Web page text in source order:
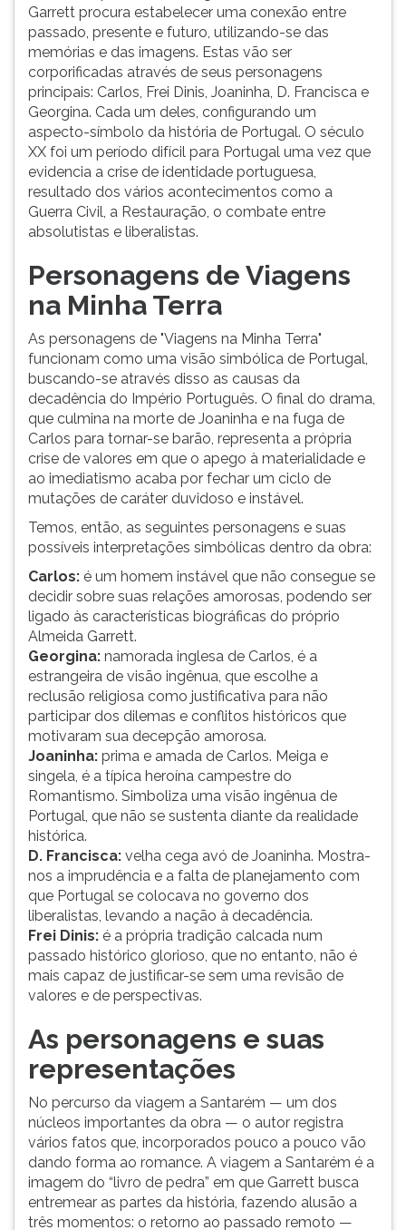
Garrett procura estabelecer uma conexão entre
passado, presente e futuro, utilizando-se das
memórias e das imagens. Estas vão ser
corporificadas através de seus personagens
principais: Carlos, Frei Dinis, Joaninha, D. Francisca e
Georgina. Cada um deles, configurando um
aspecto-símbolo da história de Portugal. O século
XX foi um período difícil para Portugal uma vez que
evidencia a crise de identidade portuguesa,
resultado dos vários acontecimentos como a
Guerra Civil, a Restauração, o combate entre
absolutistas e liberalistas.
Personagens de Viagens
na Minha Terra
As personagens de "Viagens na Minha Terra"
funcionam como uma visão simbólica de Portugal,
buscando-se através disso as causas da
decadência do Império Português. O final do drama,
que culmina na morte de Joaninha e na fuga de
Carlos para tornar-se barão, representa a própria
crise de valores em que o apego à materialidade e
ao imediatismo acaba por fechar um ciclo de
mutações de caráter duvidoso e instável.
Temos, então, as seguintes personagens e suas
possíveis interpretações simbólicas dentro da obra:
Carlos: é um homem instável que não consegue se
decidir sobre suas relações amorosas, podendo ser
ligado às características biográficas do próprio
Almeida Garrett.
Georgina: namorada inglesa de Carlos, é a
estrangeira de visão ingênua, que escolhe a
reclusão religiosa como justificativa para não
participar dos dilemas e conflitos históricos que
motivaram sua decepção amorosa.
Joaninha: prima e amada de Carlos. Meiga e
singela, é a típica heroína campestre do
Romantismo. Simboliza uma visão ingênua de
Portugal, que não se sustenta diante da realidade
histórica.
D. Francisca: velha cega avó de Joaninha. Mostra-
nos a imprudência e a falta de planejamento com
que Portugal se colocava no governo dos
liberalistas, levando a nação à decadência.
Frei Dinis: é a própria tradição calcada num
passado histórico glorioso, que no entanto, não é
mais capaz de justificar-se sem uma revisão de
valores e de perspectivas.
As personagens e suas
representações
No percurso da viagem a Santarém — um dos
núcleos importantes da obra — o autor registra
vários fatos que, incorporados pouco a pouco vão
dando forma ao romance. A viagem a Santarém é a
imagem do “livro de pedra” em que Garrett busca
entremear as partes da história, fazendo alusão a
três momentos: o retorno ao passado remoto —